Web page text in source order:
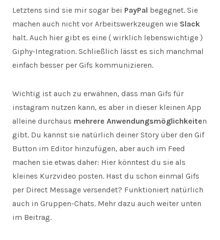
Letztens sind sie mir sogar bei PayPal begegnet. Sie
machen auch nicht vor Arbeitswerkzeugen wie Slack
halt. Auch hier gibt es eine ( wirklich lebenswichtige )
Giphy-Integration. Schließlich lässt es sich manchmal
einfach besser per Gifs kommunizieren.
Wichtig ist auch zu erwähnen, dass man Gifs für
instagram nutzen kann, es aber in dieser kleinen App
alleine durchaus mehrere Anwendungsmöglichkeiten
gibt. Du kannst sie natürlich deiner Story über den Gif
Button im Editor hinzufügen, aber auch im Feed
machen sie etwas daher: Hier könntest du sie als
kleines Kurzvideo posten. Hast du schon einmal Gifs
per Direct Message versendet? Funktioniert natürlich
auch in Gruppen-Chats. Mehr dazu auch weiter unten
im Beitrag.